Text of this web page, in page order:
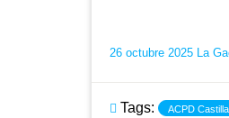
26 octubre 2025 La
Tags: ACPD